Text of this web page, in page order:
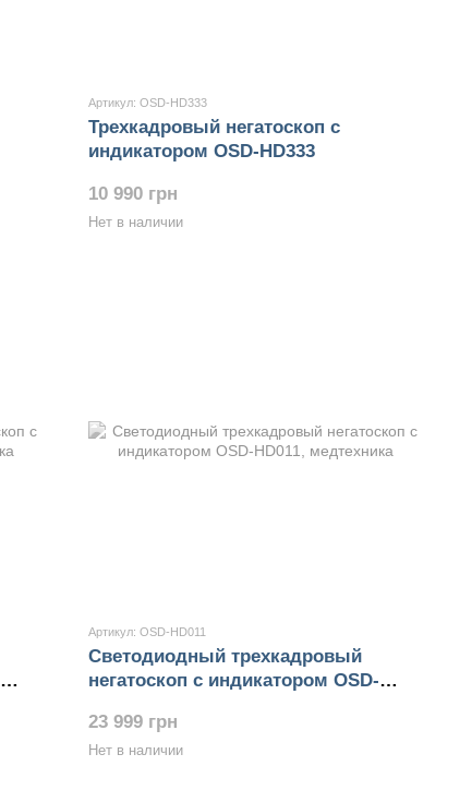
Артикул: OSD-HD333
Трехкадровый негатоскоп с
индикатором OSD-HD333
10 990 грн
Нет в наличии
Артикул: OSD-HD011
Светодиодный трехкадровый
негатоскоп с индикатором OSD-
23 999 грн
Нет в наличии